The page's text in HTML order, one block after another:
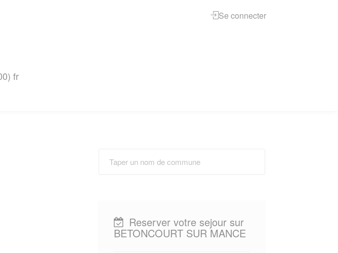
fr
Se connecter
Reserver votre sejour sur
BETONCOURT SUR MANCE